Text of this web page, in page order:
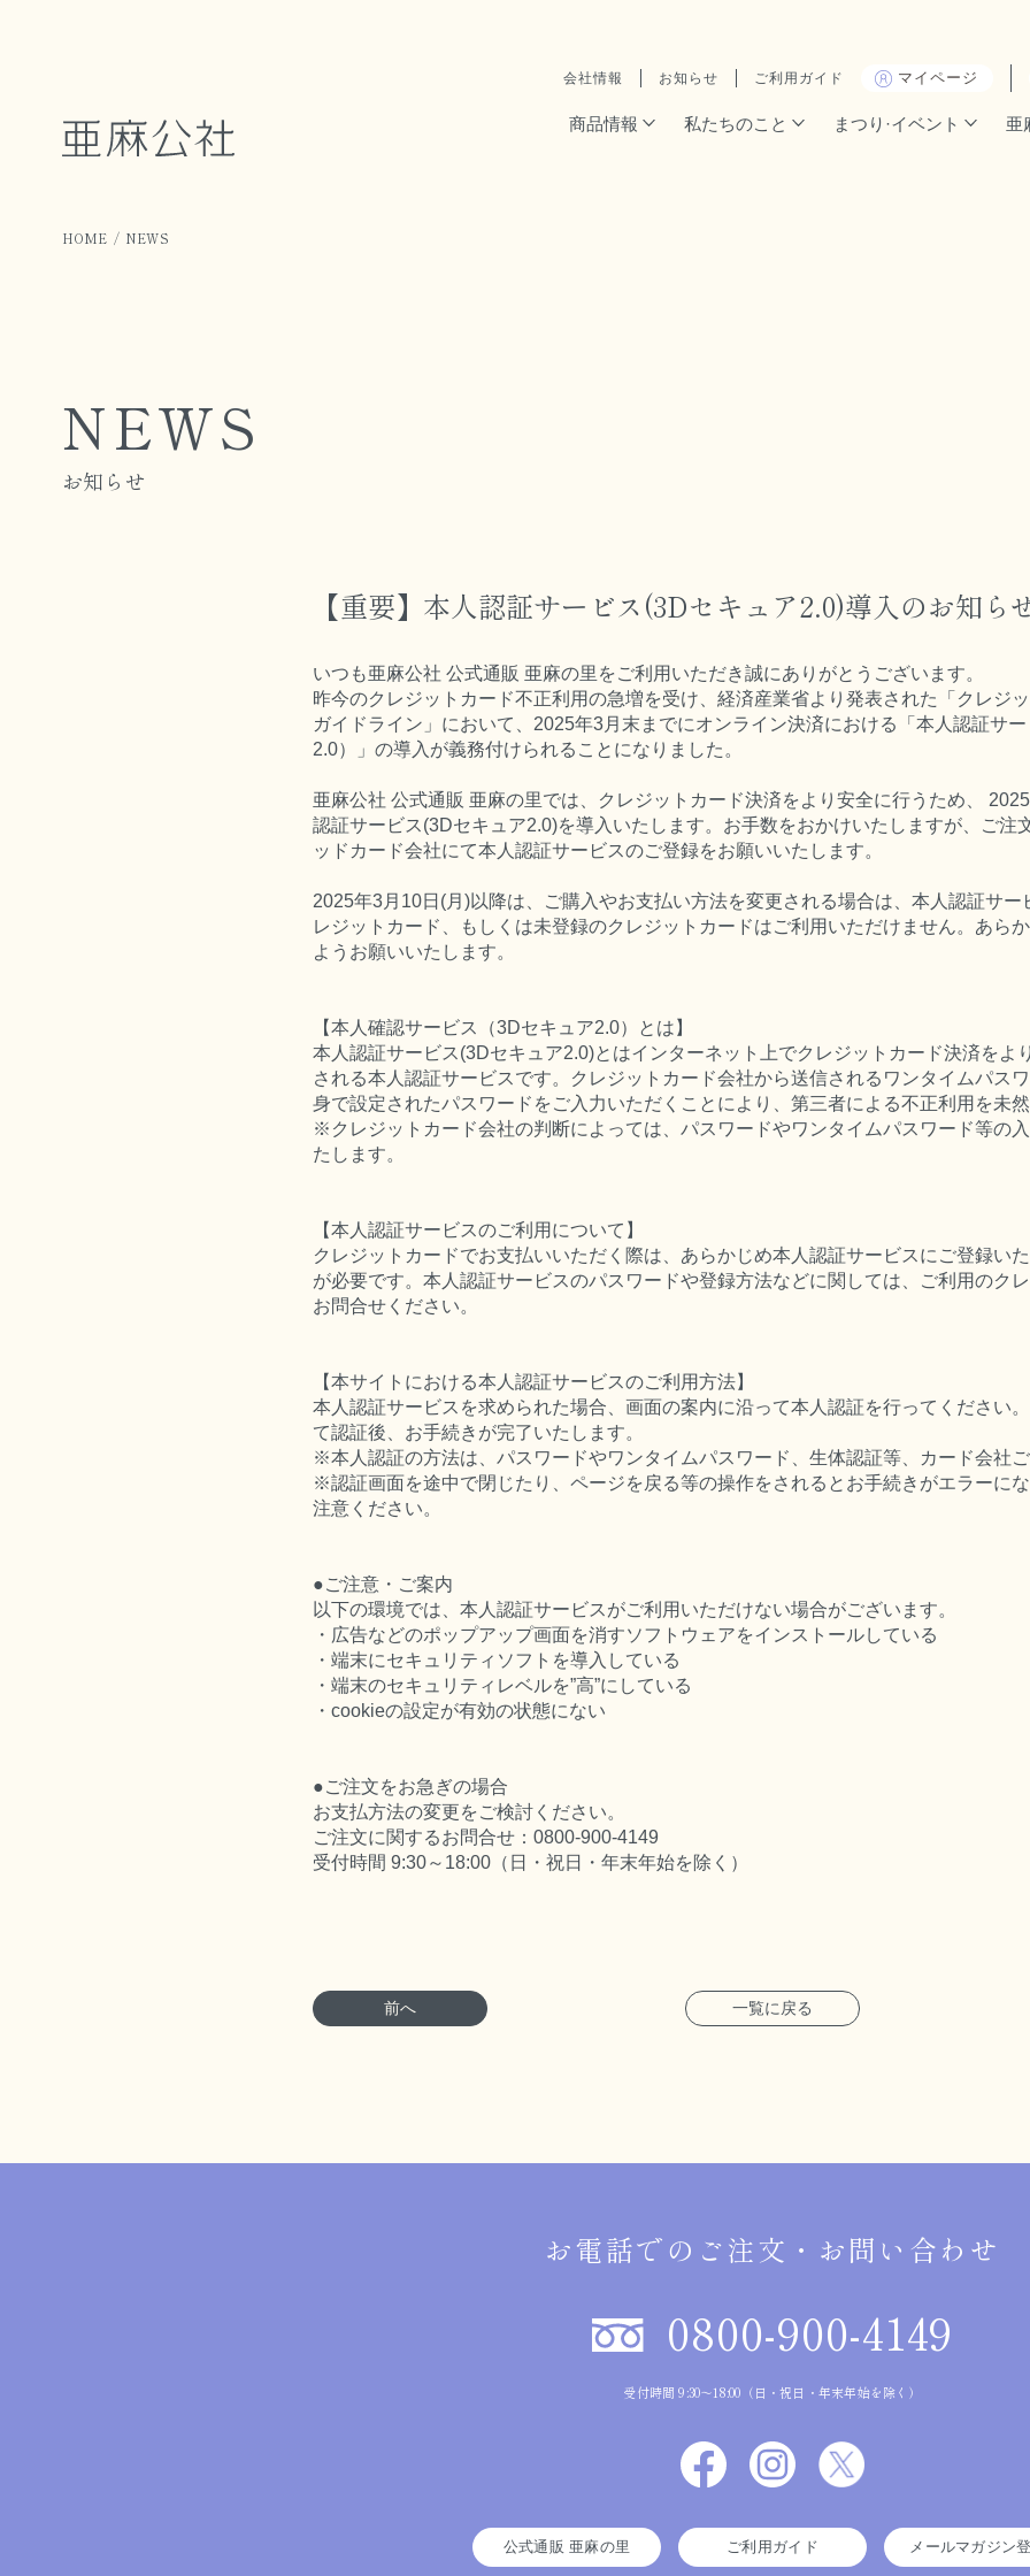
会社情報 お知らせ ご利用ガイド マイページ
商品情報 私たちのこと まつり·イベント 亜
HOME NEWS
NEWS
お知らせ
【重要】本人認証サービス(3Dセキュア2.0)導入のお知ら
いつも亜麻公社 公式通販 亜麻の里をご利用いただき誠にありがとうございます。
昨今のクレジットカード不正利用の急増を受け、経済産業省より発表された「クレジ
ガイドライン」において、2025年3月末までにオンライン決済における「本人認証サ
2.0）」の導入が義務付けられることになりました。
亜麻公社 公式通販 亜麻の里では、クレジットカード決済をより安全に行うため、
認証サービス(3Dセキュア2.0)を導入いたします。お手数をおかけいたしますが、ご注
ッドカード会社にて本人認証サービスのご登録をお願いいたします。
2025年3月10日(月)以降は、ご購入やお支払い方法を変更される場合は、本人認証サ
レジットカード、もしくは未登録のクレジットカードはご利用いただけません。あら
ようお願いいたします。
【本人確認サービス（3Dセキュア2.0）とは】
本人認証サービス(3Dセキュア2.0)とはインターネット上でクレジットカード決済をよ
される本人認証サービスです。クレジットカード会社から送信されるワンタイムパス
身で設定されたパスワードをご入力いただくことにより、第三者による不正利用を未
※クレジットカード会社の判断によっては、パスワードやワンタイムパスワード等の
たします。
【本人認証サービスのご利用について】
クレジットカードでお支払いいただく際は、あらかじめ本人認証サービスにご登録い
が必要です。本人認証サービスのパスワードや登録方法などに関しては、ご利用のク
お問合せください。
【本サイトにおける本人認証サービスのご利用方法】
本人認証サービスを求められた場合、画面の案内に沿って本人認証を行ってください
て認証後、お手続きが完了いたします。
※本人認証の方法は、パスワードやワンタイムパスワード、生体認証等、カード会社
※認証画面を途中で閉じたり、ページを戻る等の操作をされるとお手続きがエラーに
注意ください。
●ご注意・ご案内
以下の環境では、本人認証サービスがご利用いただけない場合がございます。
・広告などのポップアップ画面を消すソフトウェアをインストールしている
・端末にセキュリティソフトを導入している
・端末のセキュリティレベルを”高”にしている
・cookieの設定が有効の状態にない
●ご注文をお急ぎの場合
お支払方法の変更をご検討ください。
ご注文に関するお問合せ：0800-900-4149
受付時間 9:30～18:00（日・祝日・年末年始を除く）
前へ 一覧に戻る
お電話でのご注文・お問い合わせ
0800-900-4149
受付時間 9:30～18:00（日・祝日・年末年始を除く）
公式通販 亜麻の里 ご利用ガイド メールマガジン